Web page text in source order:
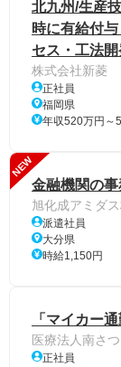
北九州/生産
時に有給付
セス・工法開
株式会社新菱
正社員
福岡県
年収520万円～
NEW
金融機関の事
旭化成アミダ
派遣社員
大分県
時給1,150円
「マイカー
医療法人南さ
正社員